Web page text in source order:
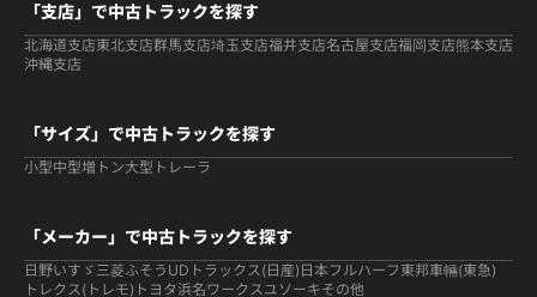
「支店」で中古トラックを探す
北海道支店東北支店群馬支店埼玉支店福井支店名古屋支店福岡支店熊本支店
沖縄支店
「サイズ」で中古トラックを探す
小型中型増トン大型 トレーラ
「メーカー」で中古トラックを探す
日野いすゞ 三菱ふそう UDトラックス(日産) 日本フルハーフ 東邦車輛(東急)
トレクス(トレモ) トヨタ浜名ワークスユソーキその他